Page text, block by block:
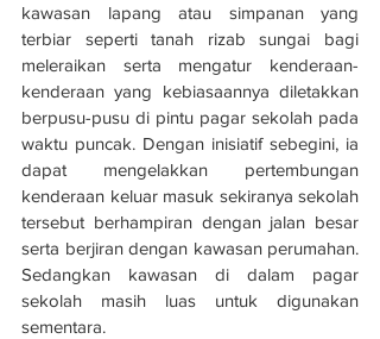
kawasan lapang atau simpanan yang
terbiar seperti tanah rizab sungai bagi
meleraikan serta mengatur kenderaan-
kenderaan yang kebiasaannya diletakkan
berpusu-pusu di pintu pagar sekolah pada
waktu puncak. Dengan inisiatif sebegini, ia
dapat mengelakkan pertembungan
kenderaan keluar masuk sekiranya sekolah
tersebut berhampiran dengan jalan besar
serta berjiran dengan kawasan perumahan.
Sedangkan kawasan di dalam pagar
sekolah masih luas untuk digunakan
sementara.